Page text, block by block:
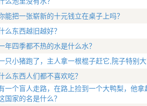
能把一张崭新的十元钱立在桌子上吗？
么东西越旧越好？
年四季都不热的水是什么水？
只小猪跑了，主人拿一根棍子赶它,院子特别
么东西人们都不喜欢吃？
一个盲人走路，在路上捡到一个大鸭梨，他
国家的名是什么？